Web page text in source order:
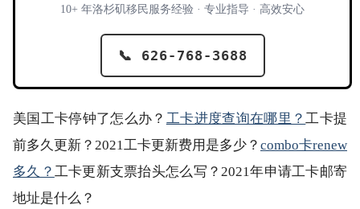
10+ 年洛杉矶移民服务经验 · 专业指导 · 高效安心
📞 626-768-3688
美国工卡停钟了怎么办？ 工卡进度查询在哪里？ 工卡提
前多久更新？2021工卡更新费用是多少？ combo卡renew
多久？ 工卡更新支票抬头怎么写？2021年申请工卡邮寄
地址是什么？